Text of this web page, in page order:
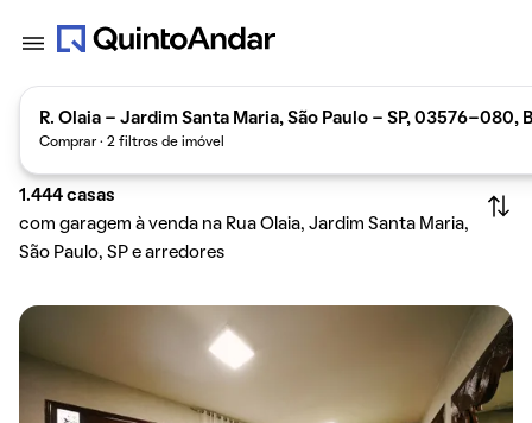
R. Olaia - Jardim Santa Maria, São Paulo - SP, 03576-080,
Comprar · 2 filtros de imóvel
1.444 casas
com garagem à venda na Rua Olaia, Jardim Santa Maria,
São Paulo, SP e arredores